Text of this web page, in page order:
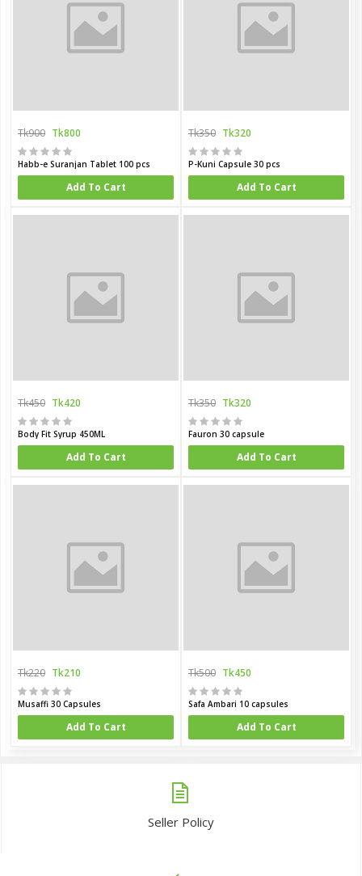
Tk900 Tk800
Habb-e Suranjan Tablet 100 pcs
Add To Cart
Tk350 Tk320
P-Kuni Capsule 30 pcs
Add To Cart
Tk450 Tk420
Body Fit Syrup 450ML
Add To Cart
Tk350 Tk320
Fauron 30 capsule
Add To Cart
Tk220 Tk210
Musaffi 30 Capsules
Add To Cart
Tk500 Tk450
Safa Ambari 10 capsules
Add To Cart
Seller Policy